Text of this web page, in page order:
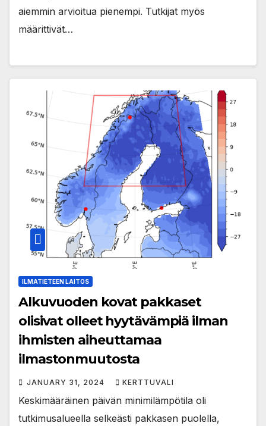
aiemmin arvioitua pienempi. Tutkijat myös
määrittivät…
ILMATIETEEN LAITOS
Alkuvuoden kovat pakkaset
olisivat olleet hyytävämpiä ilman
ihmisten aiheuttamaa
ilmastonmuutosta
JANUARY 31, 2024 KERTTUVALI
Keskimääräinen päivän minimilämpötila oli
tutkimusalueella selkeästi pakkasen puolella,